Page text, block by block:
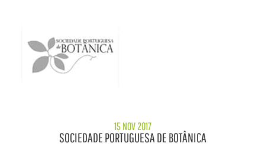
15 NOV 2017
SOCIEDADE PORTUGUESA DE BOTÂNICA